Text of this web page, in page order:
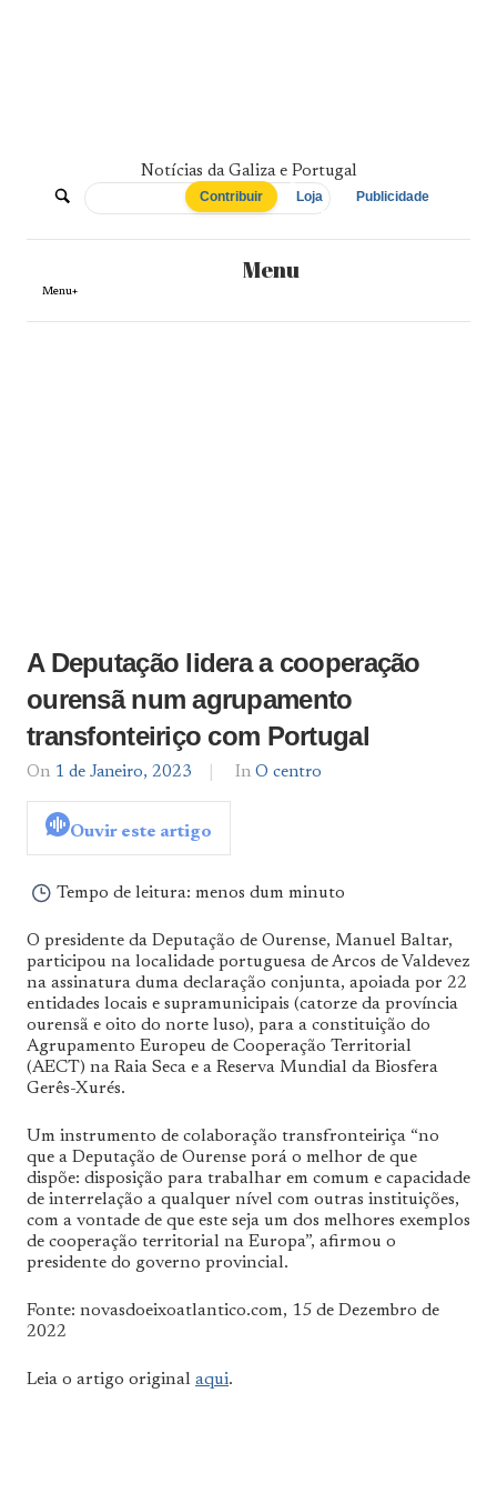
De
Norte
a
Notícias da Galiza e Portugal
Contribuir Loja Publicidade
Menu
Menu+
A Deputação lidera a cooperação
ourensã num agrupamento
transfonteiriço com Portugal
On 1 de Janeiro, 2023
By
In O centro
Ouvir este artigo
Tempo de leitura: menos dum minuto
O presidente da Deputação de Ourense, Manuel Baltar,
participou na localidade portuguesa de Arcos de Valdevez
na assinatura duma declaração conjunta, apoiada por 22
entidades locais e supramunicipais (catorze da província
ourensã e oito do norte luso), para a constituição do
Agrupamento Europeu de Cooperação Territorial
(AECT) na Raia Seca e a Reserva Mundial da Biosfera
Gerês-Xurés.
Um instrumento de colaboração transfronteiriça “no
que a Deputação de Ourense porá o melhor de que
dispõe: disposição para trabalhar em comum e capacidade
de interrelação a qualquer nível com outras instituições,
com a vontade de que este seja um dos melhores exemplos
de cooperação territorial na Europa”, afirmou o
presidente do governo provincial.
Fonte: novasdoeixoatlantico.com, 15 de Dezembro de
2022
Leia o artigo original aqui.